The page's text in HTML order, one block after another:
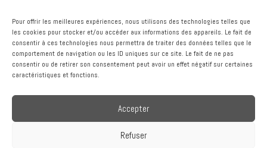
Pour offrir les meilleures expériences, nous utilisons des technologies telles que
les cookies pour stocker et/ou accéder aux informations des appareils. Le fait de
consentir à ces technologies nous permettra de traiter des données telles que le
comportement de navigation ou les ID uniques sur ce site. Le fait de ne pas
consentir ou de retirer son consentement peut avoir un effet négatif sur certaines
caractéristiques et fonctions.
Accepter
Refuser
contact@champadrone.fr
2019-2024 - Champadrone, Tous droits réservés - SIRET 843 521
568 (00017) - PRISE DE VUE AÉRIENNE PAR DRONE Reims, Épernay,